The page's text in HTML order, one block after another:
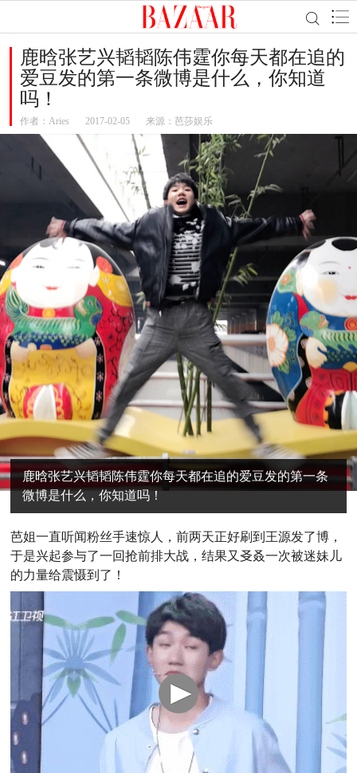
鹿晗张艺兴韬韬陈伟霆你每天都在追的
爱豆发的第一条微博是什么，你知道
吗！
作者： Aries 2017-02-05 来源：芭莎娱乐
鹿晗张艺兴韬韬陈伟霆你每天都在追的爱豆发的第一条
微博是什么，你知道吗！
芭姐一直听闻粉丝手速惊人，前两天正好刷到王源发了博，
于是兴起参与了一回抢前排大战，结果又㕛叒一次被迷妹儿
的力量给震慑到了！